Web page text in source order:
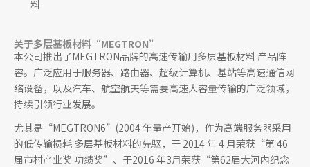
料
关于多层基板材料“MEGTRON”
本公司推出了MEGTRON品牌的高速传输用多层基板材料 产品阵
容。广泛应用于服务器、路由器、超级计算机、基站等高速通信网
络设备，以及汽车、航空航天等需要高速大容量传输的广泛领域，
持续引领行业发展。
尤其是“MEGTRON6”(2004 年量产开始)，作为高端服务器采用
的低传输损耗 多层基板材料的先驱，于 2014 年 4 月荣获“第 46
届市村产业奖 功绩奖”、于2016 年3月荣获“第62届大河内纪念